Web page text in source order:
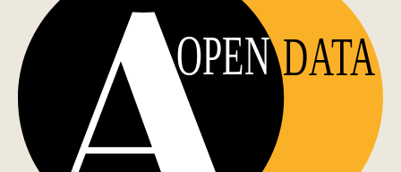
OPEN DATA